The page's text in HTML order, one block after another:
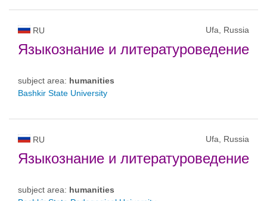
RU Ufa, Russia
Языкознание и литературоведение
subject area: humanities
Bashkir State University
RU Ufa, Russia
Языкознание и литературоведение
subject area: humanities